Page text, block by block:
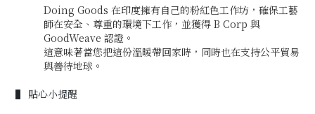
Doing Goods 在印度擁有自己的粉紅色工作坊，確保工藝
師在安全、尊重的環境下工作，並獲得 B Corp 與
GoodWeave 認證。
這意味著當您把這份溫暖帶回家時，同時也在支持公平貿易
與善待地球。
▌ 貼心小提醒